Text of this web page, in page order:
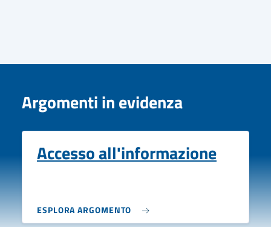
Argomenti in evidenza
Accesso all'informazione
ESPLORA ARGOMENTO